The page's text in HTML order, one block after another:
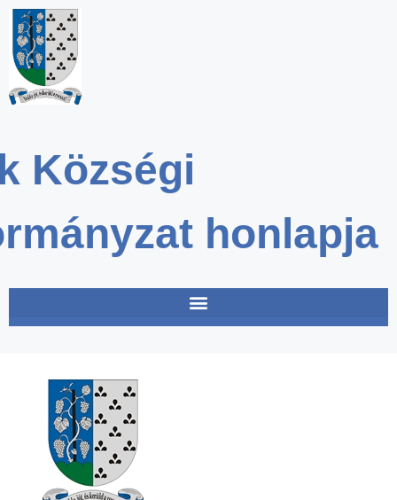
Községi
honlapja